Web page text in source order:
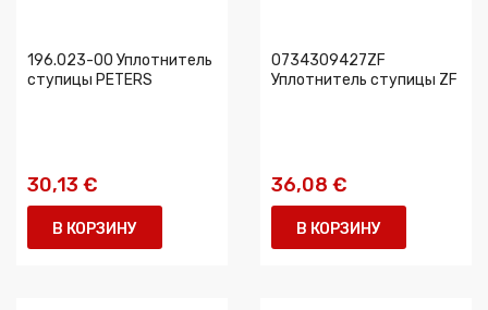
196.023-00 Уплотнитель
ступицы PETERS
30,13 €
В КОРЗИНУ
0734309427ZF
Уплотнитель ступицы ZF
36,08 €
В КОРЗИНУ